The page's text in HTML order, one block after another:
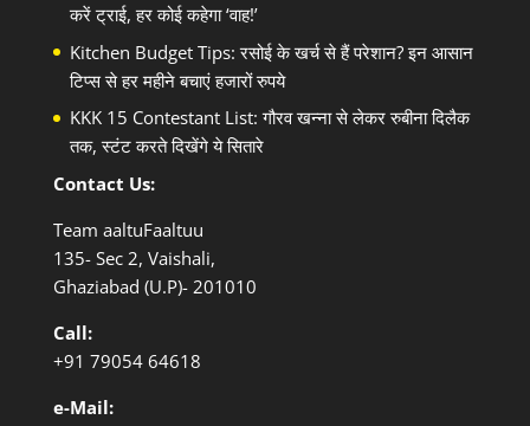
करें ट्राई, हर कोई कहेगा ‘वाह!’
Kitchen Budget Tips: रसोई के खर्च से हैं परेशान? इन आसान
टिप्स से हर महीने बचाएं हजारों रुपये
KKK 15 Contestant List: गौरव खन्ना से लेकर रुबीना दिलैक
तक, स्टंट करते दिखेंगे ये सितारे
Contact Us:
Team aaltuFaaltuu
135- Sec 2, Vaishali,
Ghaziabad (U.P)- 201010
Call:
+91 79054 64618
e-Mail: